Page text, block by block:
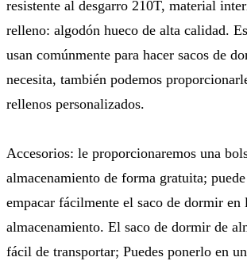
resistente al desgarro 210T, material
relleno: algodón hueco de alta calidad.
usan comúnmente para hacer sacos de
necesita, también podemos
rellenos personalizados.
Accesorios: le proporcionaremos una
almacenamiento de forma gratuita;
empacar fácilmente el saco de dormir en
almacenamiento. El saco de dormir de
fácil de transportar; Puedes ponerlo en